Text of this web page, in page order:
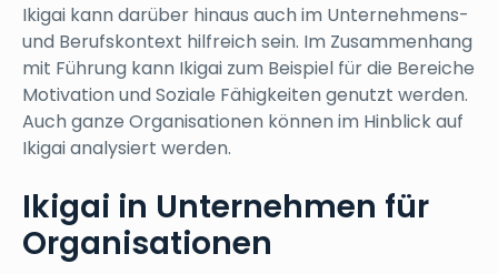
Ikigai kann darüber hinaus auch im Unternehmens-
und Berufskontext hilfreich sein. Im Zusammenhang
mit Führung kann Ikigai zum Beispiel für die Bereiche
Motivation und Soziale Fähigkeiten genutzt werden.
Auch ganze Organisationen können im Hinblick auf
Ikigai analysiert werden.
Ikigai in Unternehmen für
Organisationen